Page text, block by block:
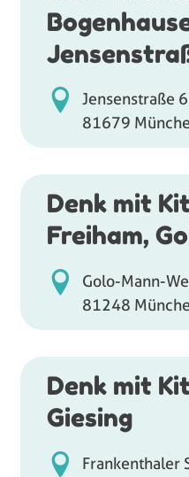
Jensenstraße 6
81679
Denk mit
Freiham,
Golo-Mann-
81248
Denk mit
Giesing
Frankenthaler